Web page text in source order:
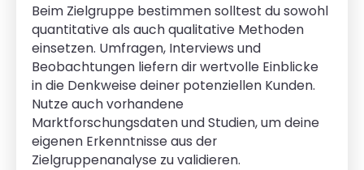
Beim Zielgruppe bestimmen solltest du sowohl
quantitative als auch qualitative Methoden
einsetzen. Umfragen, Interviews und
Beobachtungen liefern dir wertvolle Einblicke
in die Denkweise deiner potenziellen Kunden.
Nutze auch vorhandene
Marktforschungsdaten und Studien, um deine
eigenen Erkenntnisse aus der
Zielgruppenanalyse zu validieren.